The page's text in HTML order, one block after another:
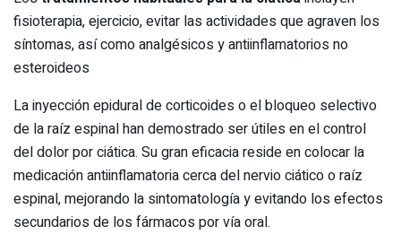
fisioterapia, ejercicio, evitar las actividades que agraven los
síntomas, así como analgésicos y antiinflamatorios no
esteroideos
La inyección epidural de corticoides o el bloqueo selectivo
de la raíz espinal han demostrado ser útiles en el control
del dolor por ciática. Su gran eficacia reside en colocar la
medicación antiinflamatoria cerca del nervio ciático o raíz
espinal, mejorando la sintomatología y evitando los efectos
secundarios de los fármacos por vía oral.